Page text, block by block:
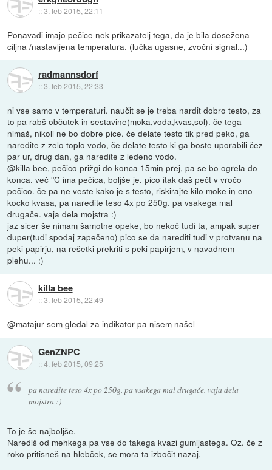
::3. feb 2015, 22:11
Ponavadi imajo pečice nek prikazatelj tega, da je bila dosežena
ciljna /nastavljena temperatura. (lučka ugasne, zvočni signal...)
radmannsdorf
::3. feb 2015, 22:33
ni vse samo v temperaturi. naučit se je treba nardit dobro testo, za
to pa rabš občutek in sestavine(moka,voda,kvas,sol). če tega
nimaš, nikoli ne bo dobre pice. če delate testo tik pred peko, ga
naredite z zelo toplo vodo, če delate testo ki ga boste uporabili čez
par ur, drug dan, ga naredite z ledeno vodo.
@killa bee, pečico prižgi do konca 15min prej, pa se bo ogrela do
konca. več °C ima pečica, boljše je. pico itak daš pečt v vročo
pečico. če pa ne veste kako je s testo, riskirajte kilo moke in eno
kocko kvasa, pa naredite teso 4x po 250g. pa vsakega mal
drugače. vaja dela mojstra :)
jaz sicer še nimam šamotne opeke, bo nekoč tudi ta, ampak super
duper(tudi spodaj zapečeno) pico se da narediti tudi v protvanu na
peki papirju, na rešetki prekriti s peki papirjem, v navadnem
plehu... :)
killa bee
::3. feb 2015, 22:49
@matajur sem gledal za indikator pa nisem našel
GenZNPC
::4. feb 2015, 09:25
pa naredite teso 4x po 250g. pa vsakega mal drugače. vaja dela
mojstra :)
To je še najboljše.
Narediš od mehkega pa vse do takega kvazi gumijastega. Oz. če z
roko pritisneš na hlebček, se mora ta izbočit nazaj.